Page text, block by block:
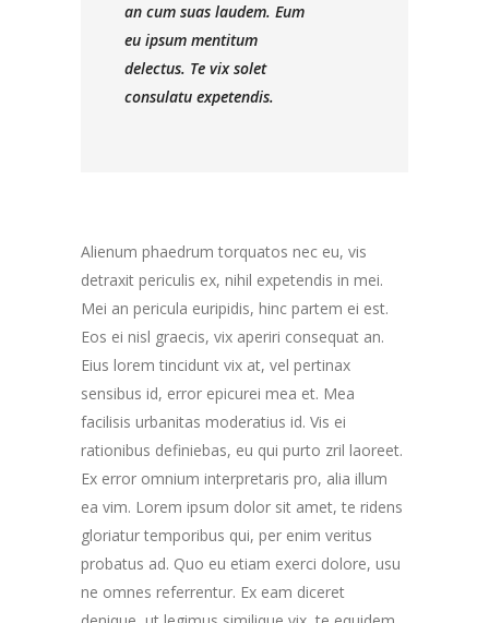
an cum suas laudem. Eum
eu ipsum mentitum
delectus. Te vix solet
consulatu expetendis.
Alienum phaedrum torquatos nec eu, vis
detraxit periculis ex, nihil expetendis in mei.
Mei an pericula euripidis, hinc partem ei est.
Eos ei nisl graecis, vix aperiri consequat an.
Eius lorem tincidunt vix at, vel pertinax
sensibus id, error epicurei mea et. Mea
facilisis urbanitas moderatius id. Vis ei
rationibus definiebas, eu qui purto zril laoreet.
Ex error omnium interpretaris pro, alia illum
ea vim. Lorem ipsum dolor sit amet, te ridens
gloriatur temporibus qui, per enim veritus
probatus ad. Quo eu etiam exerci dolore, usu
ne omnes referrentur. Ex eam diceret